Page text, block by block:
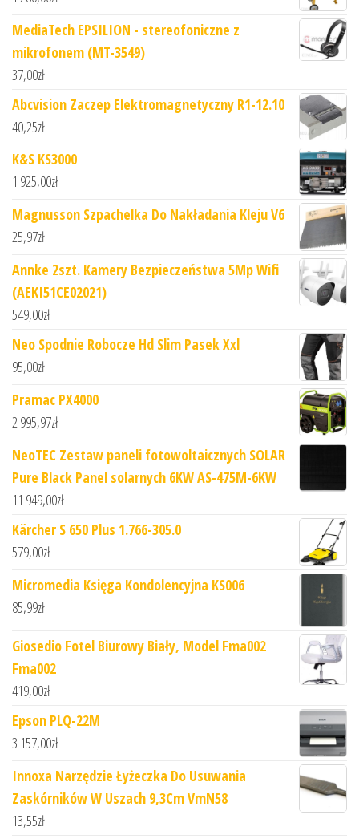
MediaTech EPSILION - stereofoniczne z
mikrofonem (MT-3549)
37,00zł
Abcvision Zaczep Elektromagnetyczny R1-12.10
40,25zł
K&S KS3000
1 925,00zł
Magnusson Szpachelka Do Nakładania Kleju V6
25,97zł
Annke 2szt. Kamery Bezpieczeństwa 5Mp Wifi
(AEKI51CE02021)
549,00zł
Neo Spodnie Robocze Hd Slim Pasek Xxl
95,00zł
Pramac PX4000
2 995,97zł
NeoTEC Zestaw paneli fotowoltaicznych SOLAR
Pure Black Panel solarnych 6KW AS-475M-6KW
11 949,00zł
Kärcher S 650 Plus 1.766-305.0
579,00zł
Micromedia Księga Kondolencyjna KS006
85,99zł
Giosedio Fotel Biurowy Biały, Model Fma002
Fma002
419,00zł
Epson PLQ-22M
3 157,00zł
Innoxa Narzędzie Łyżeczka Do Usuwania
Zaskórników W Uszach 9,3Cm VmN58
13,55zł